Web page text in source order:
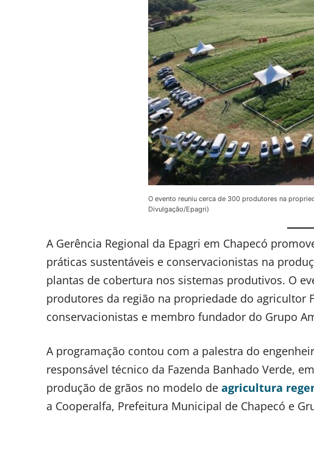
O evento reuniu cerca de 300 produtores na
Divulgação/Epagri)
A Gerência Regional da Epagri em Chapecó
práticas sustentáveis e conservacionistas na
plantas de cobertura nos sistemas produtivos. O
produtores da região na propriedade do agricultor
conservacionistas e membro fundador do Grupo
A programação contou com a palestra do
responsável técnico da Fazenda Banhado Verde,
produção de grãos no modelo de agricultura
a Cooperalfa, Prefeitura Municipal de Chapecó e